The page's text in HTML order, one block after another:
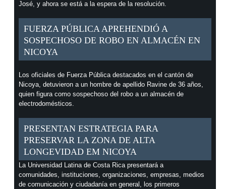
José, y ahora se está a la espera de la resolución.
FUERZA PÚBLICA APREHENDIÓ A
SOSPECHOSO DE ROBO EN ALMACÉN EN
NICOYA
Los oficiales de Fuerza Pública destacados en el cantón de
Nicoya, detuvieron a un hombre de apellido Ravine de 36 años,
quien figura como sospechoso del robo a un almacén de
electrodomésticos.
PRESENTAN ESTRATEGIA PARA
PRESERVAR LA ZONA DE ALTA
LONGEVIDAD EM NICOYA
La Universidad Latina de Costa Rica presentará a
comunidades, instituciones, organizaciones, empresas, medios
de comunicación y ciudadanía en general, los primeros